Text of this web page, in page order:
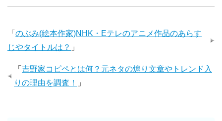
「 のぶみ(絵本作家)NHK・Eテレのアニメ作品のあらす
じやタイトルは？ 」
「 吉野家コピペとは何？元ネタの煽り文章やトレンド入
りの理由を調査！
」